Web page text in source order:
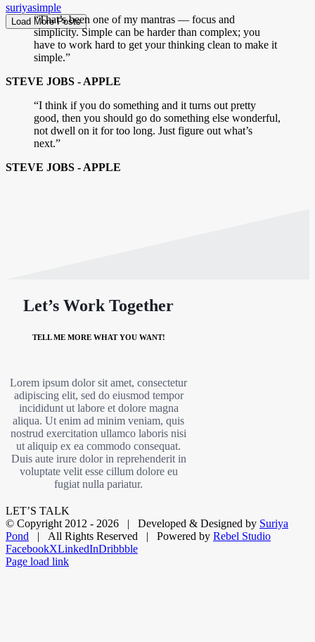
suriyasimple
Load More Posts
“That’s been one of my mantras — focus and
simplicity. Simple can be harder than complex; you
have to work hard to get your thinking clean to make it
simple.”
STEVE JOBS - APPLE
“I think if you do something and it turns out pretty
good, then you should go do something else wonderful,
not dwell on it for too long. Just figure out what’s
next.”
STEVE JOBS - APPLE
Let’s Work Together
TELL ME MORE WHAT YOU WANT!
Lorem ipsum dolor sit amet, consectetur
adipiscing elit, sed do eiusmod tempor
incididunt ut labore et dolore magna
aliqua. Ut enim ad minim veniam, quis
nostrud exercitation ullamco laboris nisi
ut aliquip ex ea commodo consequat.
Duis aute irure dolor in reprehenderit in
voluptate velit esse cillum dolore eu
fugiat nulla pariatur.
LET’S TALK
© Copyright 2012 - 2026 | Developed & Designed by Suriya
Pond | All Rights Reserved | Powered by Rebel Studio
FacebookXLinkedInDribbble
Page load link